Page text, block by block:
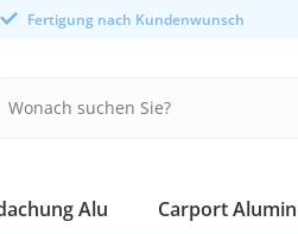
Fertigung nach Kundenwunsch
Alu Carport